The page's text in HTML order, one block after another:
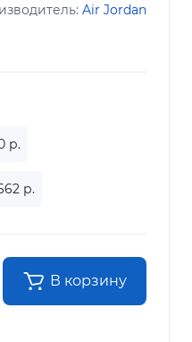
Air Jordan
р.
р.
В корзину